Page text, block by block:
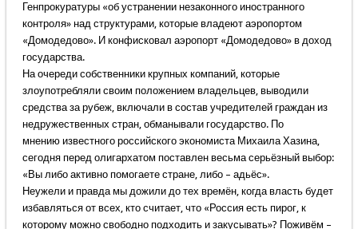
Генпрокуратуры «об устранении незаконного иностранного
контроля» над структурами, которые владеют аэропортом
«Домодедово». И конфисковал аэропорт «Домодедово» в доход
государства.
На очереди собственники крупных компаний, которые
злоупотребляли своим положением владельцев, выводили
средства за рубеж, включали в состав учредителей граждан из
недружественных стран, обманывали государство. По
мнению известного российского экономиста Михаила Хазина,
сегодня перед олигархатом поставлен весьма серьёзный выбор:
«Вы либо активно помогаете стране, либо – адьёс».
Неужели и правда мы дожили до тех времён, когда власть будет
избавляться от всех, кто считает, что «Россия есть пирог, к
которому можно свободно подходить и закусывать»? Поживём –